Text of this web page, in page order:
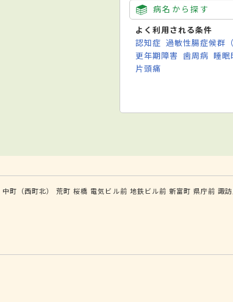
病名から探す
よく利用される条件
認知症 過敏性腸症候群（
更年期障害 歯周病 睡眠
片頭痛
中町（西町北） 荒町 桜橋 電気ビル前 地鉄ビル前 新富町 県庁前 諏